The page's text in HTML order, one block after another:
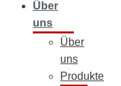
Über
uns
Über
uns
Produkte